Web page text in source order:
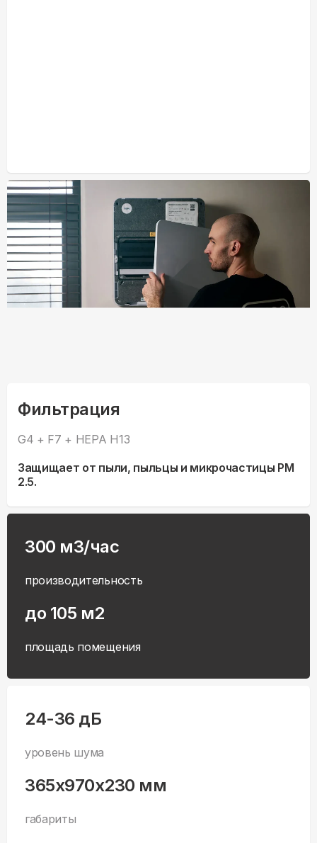
Фильтрация
G4 + F7 + HEPA H13
Защищает от пыли, пыльцы и микрочастицы PM
2.5.
300 м3/час
производительность
до 105 м2
площадь помещения
24-36 дБ
уровень шума
365x970x230 мм
габариты